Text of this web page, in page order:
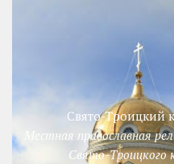
Свято-Троицкий
Местная православная
Свято-Троицкого